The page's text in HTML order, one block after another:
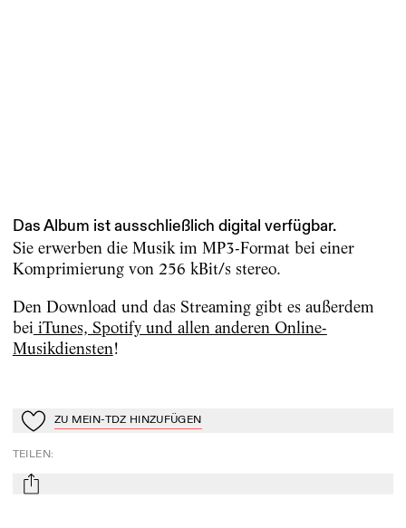
Das Album ist ausschließlich digital verfügbar.
Sie erwerben die Musik im MP3-Format bei einer
Komprimierung von 256 kBit/s stereo.
Den Download und das Streaming gibt es außerdem
bei iTunes, Spotify und allen anderen Online-
Musikdiensten!
Zu Mein-TdZ hinzufügen
ZU MEIN-TDZ HINZUFÜGEN
TEILEN:
mail